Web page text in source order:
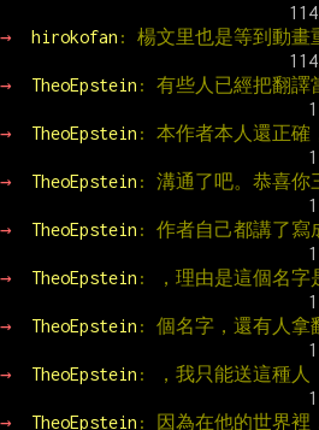
→ hirokofan : 楊文里也是等到動畫
→ TheoEpstein : 有些人已經把翻譯
→ TheoEpstein : 本作者本人還正確
→ TheoEpstein : 溝通了吧。恭喜你
→ TheoEpstein : 作者自己都講了寫
→ TheoEpstein : ，理由是這個名字
→ TheoEpstein : 個名字，還有人拿
→ TheoEpstein : ，我只能送這種人
→ TheoEpstein : 因為在他的世界裡